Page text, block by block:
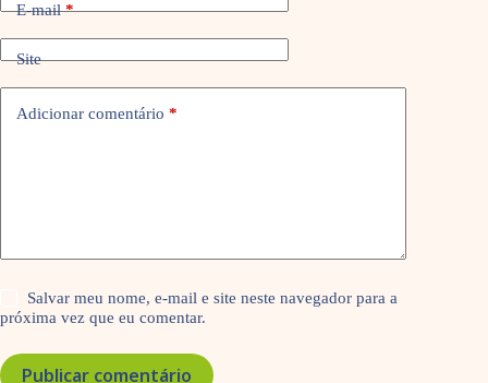
E-mail*
Site
Adicionar comentário *
Salvar meu nome, e-mail e site neste navegador para a
próxima vez que eu comentar.
Publicar comentário